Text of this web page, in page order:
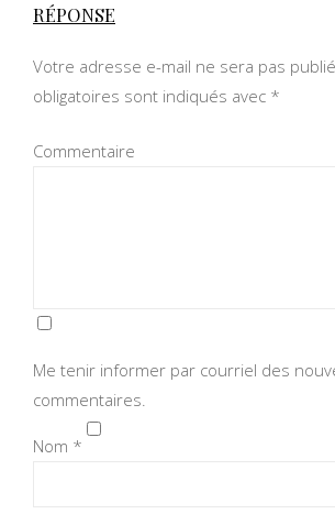
RÉPONSE
Votre adresse e-mail ne sera pas
obligatoires sont indiqués avec *
Commentaire
Me tenir informer par courriel des
commentaires.
Nom *